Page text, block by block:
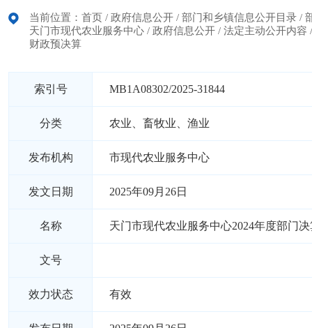
当前位置： 首页 / 政府信息公开 / 部门和乡镇信息公开目录 /
天门市现代农业服务中心 / 政府信息公开 / 法定主动公开内容
财政预决算
索引号 MB1A08302/2025-31844
分类 农业、畜牧业、渔业
发布机构 市现代农业服务中心
发文日期 2025年09月26日
名称 天门市现代农业服务中心2024年度部门
文号
效力状态 有效